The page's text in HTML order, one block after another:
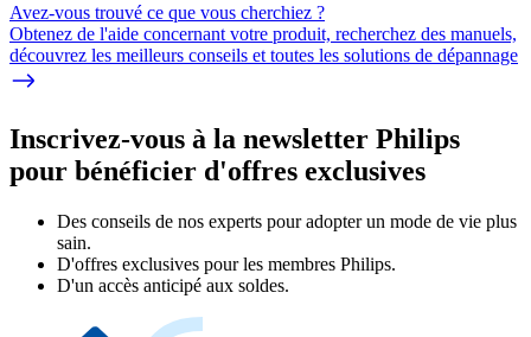
Avez-vous trouvé ce que vous cherchiez ?
Obtenez de l'aide concernant votre produit, recherchez des manuels,
découvrez les meilleurs conseils et toutes les solutions de dépannage
Inscrivez-vous à la newsletter Philips
pour bénéficier d'offres exclusives
Des conseils de nos experts pour adopter un mode de vie plus
sain.
D'offres exclusives pour les membres Philips.
D'un accès anticipé aux soldes.